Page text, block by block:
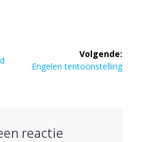
Volgende:
Volgend
Engelen tentoonstelling
reactie